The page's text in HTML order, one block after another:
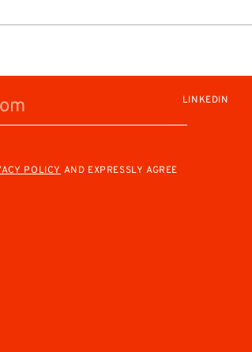
POLICYAND EXPRESSLY AGREE
LINKEDIN